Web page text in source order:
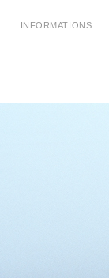
INFORMATIONS